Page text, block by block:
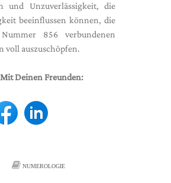
und Unzuverlässigkeit, die
beeinflussen können, die
856 verbundenen
voll auszuschöpfen.
Deinen Freunden:
NUMEROLOGIE